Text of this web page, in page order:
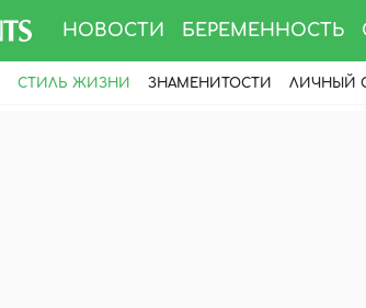
НОВОСТИ БЕРЕМЕННОСТЬ
СТИЛЬ ЖИЗНИ ЗНАМЕНИТОСТИ ЛИЧНЫЙ